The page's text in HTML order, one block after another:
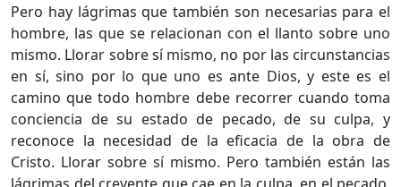
Pero hay lágrimas que también son necesarias para el
hombre, las que se relacionan con el llanto sobre uno
mismo. Llorar sobre sí mismo, no por las circunstancias
en sí, sino por lo que uno es ante Dios, y este es el
camino que todo hombre debe recorrer cuando toma
conciencia de su estado de pecado, de su culpa, y
reconoce la necesidad de la eficacia de la obra de
Cristo. Llorar sobre sí mismo. Pero también están las
lágrimas del creyente que cae en la culpa, en el pecado,